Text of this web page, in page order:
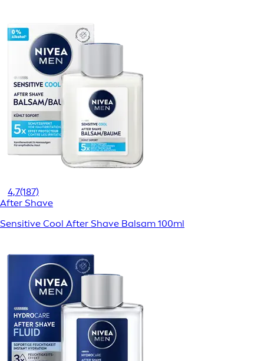
4,7(187)
After Shave
Sensitive Cool After Shave Balsam 100ml